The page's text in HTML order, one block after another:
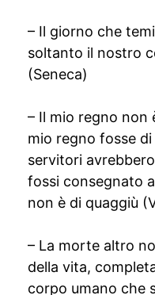
– Il giorno che
soltanto il nostro
(Seneca)
– Il mio regno non
mio regno fosse
servitori
fossi consegnato
non è di quaggiù
– La morte altro
della vita,
corpo umano che